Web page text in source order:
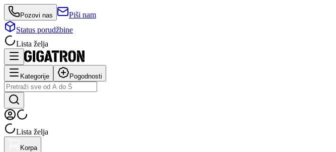
Pozovi nas
Piši nam
Status porudžbine
Lista želja
Kategorije Pogodnosti
Lista želja
Korpa